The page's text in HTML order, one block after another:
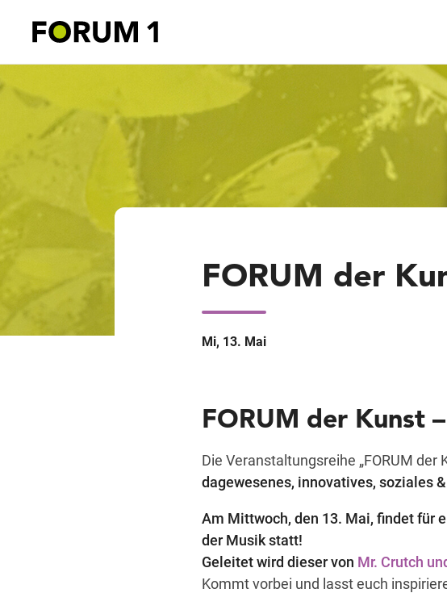
FORUM der
Mi, 13. Mai
FORUM der Kunst
Die Veranstaltungsreihe „FORUM
dagewesenes, innovatives, soziales
Am Mittwoch, den 13. Mai, findet für
der Musik statt!
Geleitet wird dieser von Mr. Crutch
Kommt vorbei und lasst euch